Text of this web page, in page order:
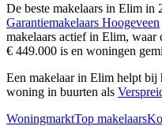
De beste makelaars in Elim in
Garantiemakelaars Hoogeveen
makelaars actief in Elim, waar
€ 449.000 is en woningen
Een makelaar in Elim helpt bij
woning in buurten als
WoningmarktTop makelaars